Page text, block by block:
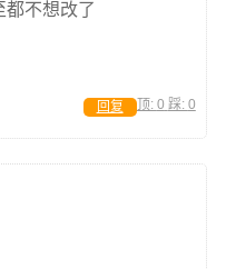
都不想改了
顶: 0 踩: 0
回复